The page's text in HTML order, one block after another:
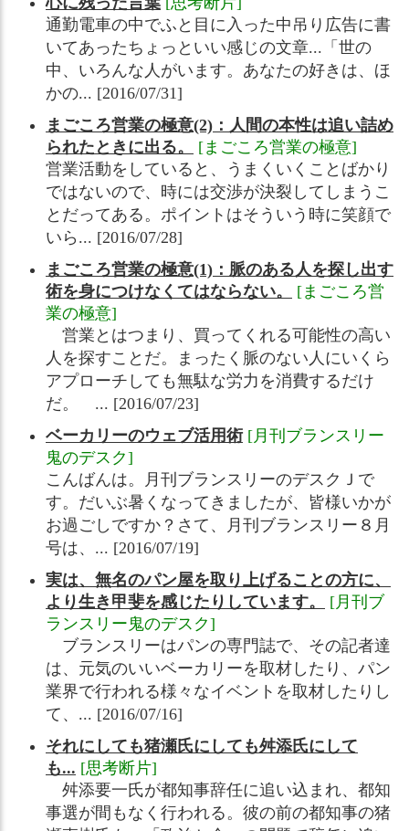
通勤電車の中でふと目に入った中吊り広告に書
いてあったちょっといい感じの文章...「世の
中、いろんな人がいます。あなたの好きは、ほ
かの... [2016/07/31]
まごころ営業の極意(2)：人間の本性は追い詰め
られたときに出る。
[まごころ営業の極意]
営業活動をしていると、うまくいくことばかり
ではないので、時には交渉が決裂してしまうこ
とだってある。ポイントはそういう時に笑顔で
いら... [2016/07/28]
まごころ営業の極意(1)：脈のある人を探し出す
術を身につけなくてはならない。
[まごころ営
業の極意]
営業とはつまり、買ってくれる可能性の高い
人を探すことだ。まったく脈のない人にいくら
アプローチしても無駄な労力を消費するだけ
だ。 ... [2016/07/23]
ベーカリーのウェブ活用術 [月刊ブランスリー
鬼のデスク]
こんばんは。月刊ブランスリーのデスクＪで
す。だいぶ暑くなってきましたが、皆様いかが
お過ごしですか？さて、月刊ブランスリー８月
号は、... [2016/07/19]
実は、無名のパン屋を取り上げることの方に、
より生き甲斐を感じたりしています。
[月刊ブ
ランスリー鬼のデスク]
ブランスリーはパンの専門誌で、その記者達
は、元気のいいベーカリーを取材したり、パン
業界で行われる様々なイベントを取材したりし
て、... [2016/07/16]
それにしても猪瀬氏にしても舛添氏にして
も... [思考断片]
舛添要一氏が都知事辞任に追い込まれ、都知
事選が間もなく行われる。彼の前の都知事の猪